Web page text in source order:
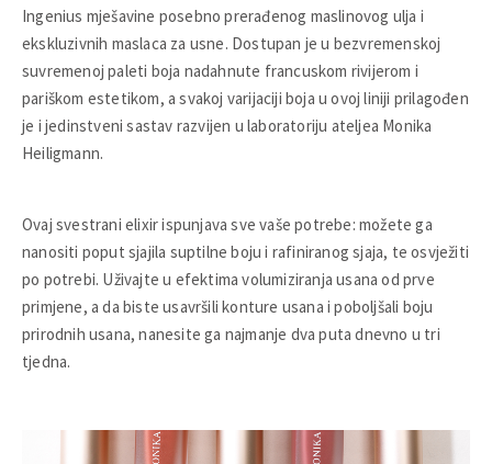
Ingenius mješavine posebno prerađenog maslinovog ulja i
ekskluzivnih maslaca za usne. Dostupan je u bezvremenskoj
suvremenoj paleti boja nadahnute francuskom rivijerom i
pariškom estetikom, a svakoj varijaciji boja u ovoj liniji prilagođen
je i jedinstveni sastav razvijen u laboratoriju ateljea Monika
Heiligmann.
Ovaj svestrani elixir ispunjava sve vaše potrebe: možete ga
nanositi poput sjajila suptilne boju i rafiniranog sjaja, te osvježiti
po potrebi. Uživajte u efektima volumiziranja usana od prve
primjene, a da biste usavršili konture usana i poboljšali boju
prirodnih usana, nanesite ga najmanje dva puta dnevno u tri
tjedna.